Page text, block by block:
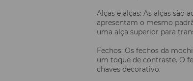
Alças e alças: As alças são
apresentam o mesmo
uma alça superior para
Fechos: Os fechos da
um toque de contraste. O
chaves decorativo.